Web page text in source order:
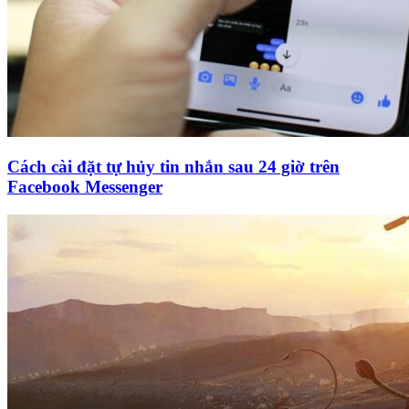
Cách cài đặt tự hủy tin nhắn sau 24 giờ trên
Facebook Messenger